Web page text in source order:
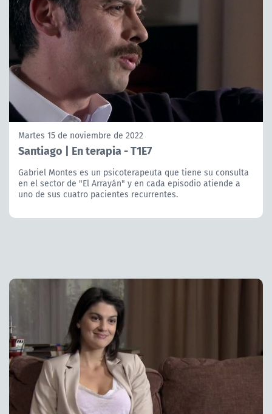
Martes 15 de noviembre de 2022
Santiago | En terapia - T1E7
Gabriel Montes es un psicoterapeuta que tiene su consulta
en el sector de "El Arrayán" y en cada episodio atiende a
uno de sus cuatro pacientes recurrentes.